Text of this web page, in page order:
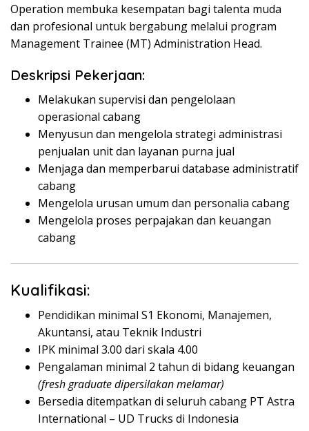
Operation membuka kesempatan bagi talenta muda
dan profesional untuk bergabung melalui program
Management Trainee (MT) Administration Head.
Deskripsi Pekerjaan:
Melakukan supervisi dan pengelolaan
operasional cabang
Menyusun dan mengelola strategi administrasi
penjualan unit dan layanan purna jual
Menjaga dan memperbarui database administratif
cabang
Mengelola urusan umum dan personalia cabang
Mengelola proses perpajakan dan keuangan
cabang
Kualifikasi:
Pendidikan minimal S1 Ekonomi, Manajemen,
Akuntansi, atau Teknik Industri
IPK minimal 3.00 dari skala 4.00
Pengalaman minimal 2 tahun di bidang keuangan
(fresh graduate dipersilakan melamar)
Bersedia ditempatkan di seluruh cabang PT Astra
International – UD Trucks di Indonesia